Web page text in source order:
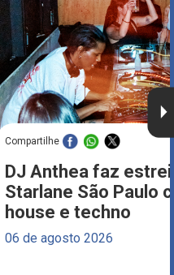
Compartilhe
DJ Anthea faz
Starlane São Paulo
house e techno
06 de agosto 2026